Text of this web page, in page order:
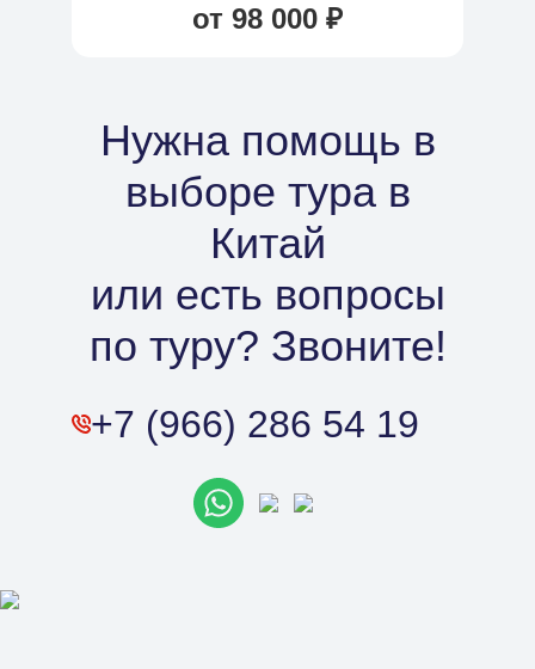
от 98 000 ₽
Нужна помощь в
выборе тура в
Китай
или есть вопросы
по туру? Звоните!
+7 (966) 286 54 19